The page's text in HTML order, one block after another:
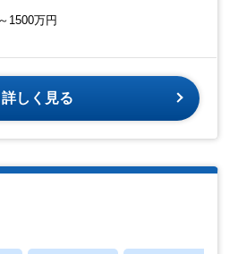
1500万円
詳しく見る